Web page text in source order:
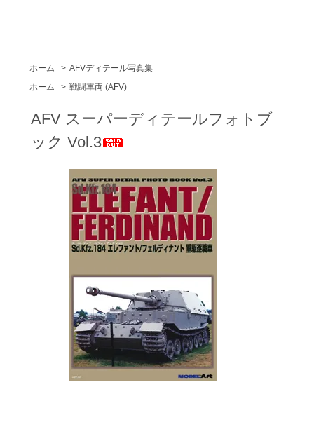
ホーム > AFVディテール写真集
ホーム
> 戦闘車両 (AFV)
AFV スーパーディテールフォトブ
ック Vol.3